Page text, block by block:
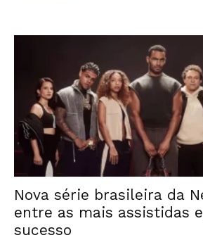
Nova série brasileira da
entre as mais assistidas
sucesso